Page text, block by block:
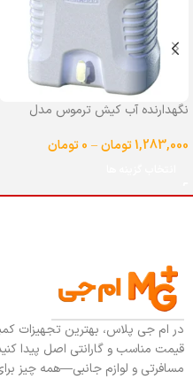
نگهدارنده آب کیش ترموس مدل
1,283,000تومان–
0تومان
در ام جی پلاس، بهترین تجهیزات
قیمت مناسب و گارانتی اصل پیدا
مسافرتی و لوازم جانبی—همه چیز